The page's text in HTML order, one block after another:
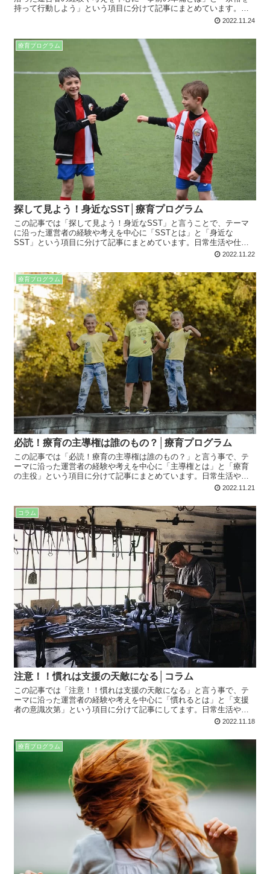
持って行動しよう」という項目に分けて記事にまとめています。仕
事や療育でも役に立つ内容となってますので、是非最後までお読み
2022.11.24
療育プログラム
探して見よう！身近なSST│療育プログラム
この記事では「探して見よう！身近なSST」と言うことで、テーマ
に沿った運営者の経験や考えを中心に「SSTとは」と「身近な
SST」という項目に分けて記事にまとめています。日常生活や仕
事、療育でも役に立つ内容となってますので、是非最後までお読み
2022.11.22
療育プログラム
必読！療育の主導権は誰のもの？│療育プログラム
この記事では「必読！療育の主導権は誰のもの？」と言う事で、テ
ーマに沿った運営者の経験や考えを中心に「主導権とは」と「療育
の主役」という項目に分けて記事にまとめています。日常生活や仕
事、療育でも役に立つ内容となってますので、是非最後までお読み
2022.11.21
コラム
注意！！慣れは支援の天敵になる│コラム
この記事では「注意！！慣れは支援の天敵になる」と言う事で、テ
ーマに沿った運営者の経験や考えを中心に「慣れるとは」と「支援
者の意識次第」という項目に分けて記事にしてます。日常生活や仕
事、療育でも役に立つ内容となってますので、是非最後までお読み
2022.11.18
療育プログラム